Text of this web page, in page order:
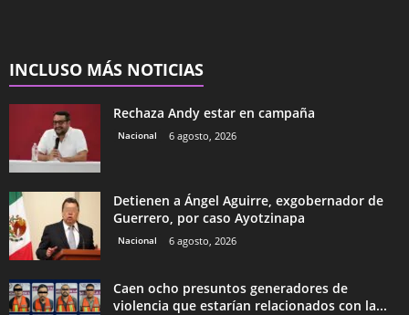
INCLUSO MÁS NOTICIAS
Rechaza Andy estar en campaña
Nacional 6 agosto, 2026
Detienen a Ángel Aguirre, exgobernador de
Guerrero, por caso Ayotzinapa
Nacional 6 agosto, 2026
Caen ocho presuntos generadores de
violencia que estarían relacionados con la...